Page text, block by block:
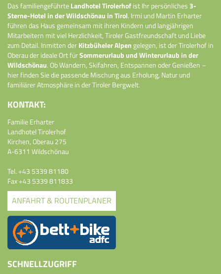
Das familiengeführteLandhotel Tirolerhofist Ihr persönliches 3-
Sterne-Hotel in der Wildschönau in Tirol. Irmi und Martin Erharter
führen das Haus gemeinsam mit ihren Kindern und langjährigen
Mitarbeitern mit viel Herzlichkeit, Tiroler Gastfreundschaft und Liebe
zum Detail. Inmitten derKitzbüheler Alpengelegen, ist der Tirolerhof in
Oberau der ideale Ort fürSommerurlaub und Winterurlaub in der
Wildschönau. Ob Wandern, Skifahren, Entspannen oder Genießen –
hier finden Sie die passende Mischung aus Erholung, Natur und
familiärer Atmosphäre in der Tiroler Bergwelt.
KONTAKT:
Familie Erharter
Landhotel Tirolerhof
Kirchen, Oberau 275
A-6311 Wildschönau
Tel.+43 5339 81180
Fax +43 5339 811833
ANFAHRT & ROUTENPLANER
SCHNELLZUGRIFF